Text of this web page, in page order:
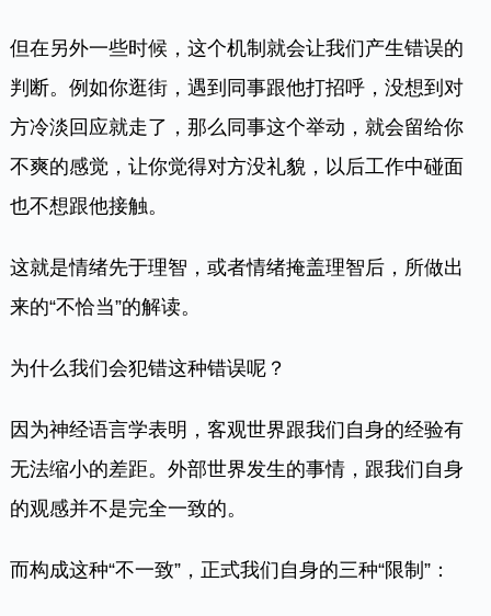
但在另外一些时候，这个机制就会让我们产生错误的
判断。例如你逛街，遇到同事跟他打招呼，没想到对
方冷淡回应就走了，那么同事这个举动，就会留给你
不爽的感觉，让你觉得对方没礼貌，以后工作中碰面
也不想跟他接触。
这就是情绪先于理智，或者情绪掩盖理智后，所做出
来的“不恰当”的解读。
为什么我们会犯错这种错误呢？
因为神经语言学表明，客观世界跟我们自身的经验有
无法缩小的差距。外部世界发生的事情，跟我们自身
的观感并不是完全一致的。
而构成这种“不一致”，正式我们自身的三种“限制”：